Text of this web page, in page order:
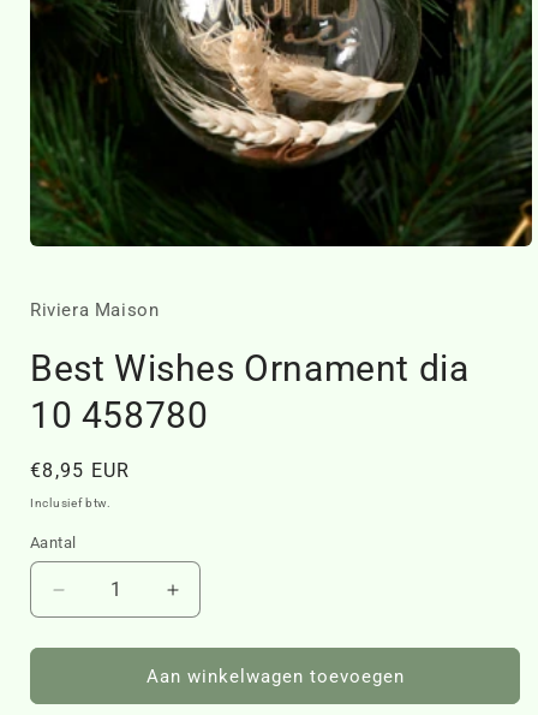
in
Riviera Maison
Best Wishes Ornament dia
10 458780
Normale
prijs
€8,95 EUR
Inclusief btw.
Aantal
Aantal
verlagen
voor
Wishes
Aantal
verhogen
voor
Best
Wishes
Aan winkelwagen toevoegen